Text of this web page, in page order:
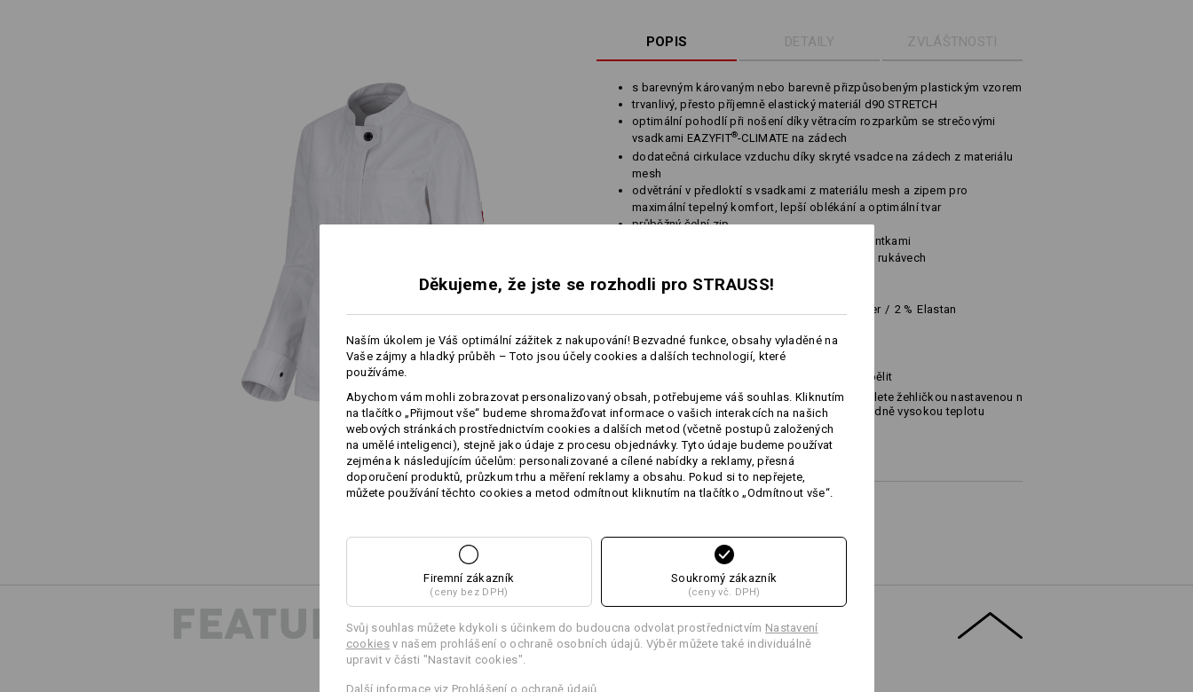
POPIS DETAILY ZVLÁŠTNOSTI
s barevným károvaným nebo barevně přizpůsobeným plastickým vzorem
trvanlivý, přesto příjemně elastický materiál d90 STRETCH
optimální pohodlí při nošení díky větracím rozparkům se strečovými
vsadkami EAZYFIT®-CLIMATE na zádech
dodatečná cirkulace vzduchu díky skryté vsadce na zádech z materiálu
mesh
odvětrání v předloktí s vsadkami z materiálu mesh a zipem pro
maximální tepelný komfort, lepší oblékání a optimální tvar
průběžný čelní zip
snadné ohrnutí manžet, které lze upevnit patentkami
náprsní kapsa se suchým zipem a 2 kapsy na rukávech
Materiál:
Elastomultiester / 2% Elastan
Pokyny pro péči:
Nebělit
Sušte v sušičce
Žehlete žehličkou nastavenou na
středně vysokou teplotu
Lze čistit chemicky
Vlastní návrh Logoservice
FEATURES
Děkujeme, že jste se rozhodli pro STRAUSS!
Naším úkolem je Váš optimální zážitek z nakupování! Bezvadné funkce, obsahy vyladěné na
Vaše zájmy a hladký průběh – Toto jsou účely cookies a dalších technologií, které
používáme.
Abychom vám mohli zobrazovat personalizovaný obsah, potřebujeme váš souhlas. Kliknutím
na tlačítko „Přijmout vše“ budeme shromažďovat informace o vašich interakcích na našich
webových stránkách prostřednictvím cookies a dalších metod (včetně postupů založených
na umělé inteligenci), stejně jako údaje z procesu objednávky. Tyto údaje budeme používat
zejména k následujícím účelům: personalizované a cílené nabídky a reklamy, přesná
doporučení produktů, průzkum trhu a měření reklamy a obsahu. Pokud si to nepřejete,
můžete používání těchto cookies a metod odmítnout kliknutím na tlačítko „Odmítnout vše“.
Firemní zákazník
(ceny bez DPH)
Soukromý zákazník
(ceny vč. DPH)
Svůj souhlas můžete kdykoli s účinkem do budoucna odvolat prostřednictvím Nastavení
cookiesv našem prohlášení o ochraně osobních údajů. Výběr můžete také individuálně
upravit v části "Nastavit cookies".
Další informace viz Prohlášení o ochraně údajů